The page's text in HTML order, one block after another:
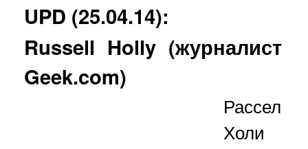
UPD (25.04.14):
Russell Holly (журналист
Geek.com)
Рассел
Холи